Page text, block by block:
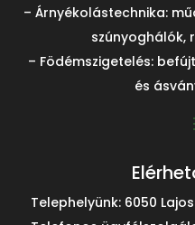
– Árnyékolástechnika:
szúnyoghálók,
– Födémszigetelés:
és
Telephelyünk: 6050